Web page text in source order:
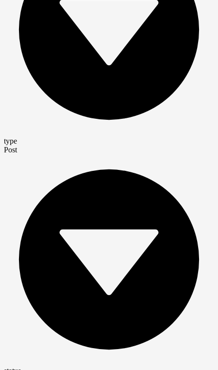
type
Post